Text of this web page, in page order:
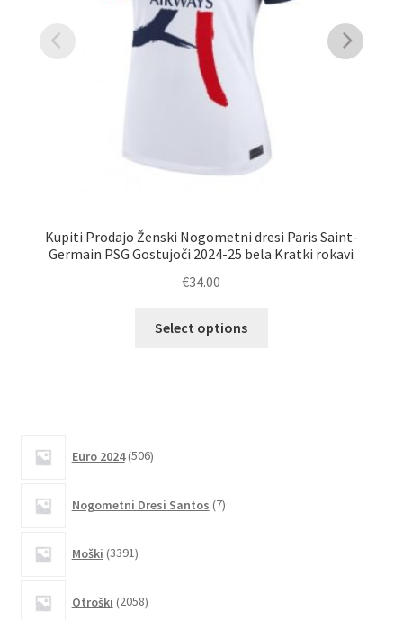
Kupiti Prodajo Ženski Nogometni dresi Paris Saint-
Germain PSG Gostujoči 2024-25 bela Kratki rokavi
€34.00
Select options
Euro 2024 506izdelkov
Nogometni Dresi Santos 7izdelkov
Moški 3391izdelkov
Otroški 2058izdelkov